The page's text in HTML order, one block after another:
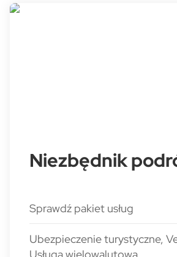
Niezbędnik
Sprawdź pakiet usług
Ubezpieczenie turystyczne,